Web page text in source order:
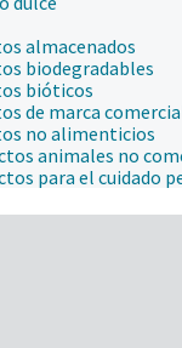
almacenados
biodegradables
bióticos
de marca
no alimenticios
animales no
para el cuidado
vegetales no
Links